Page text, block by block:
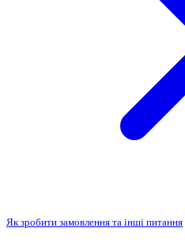
Як зробити замовлення та інші питання